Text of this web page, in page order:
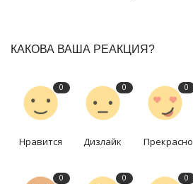
КАКОВА ВАША РЕАКЦИЯ?
0
Нравится
0
Дизлайк
0
Прекрасно
0 0 0